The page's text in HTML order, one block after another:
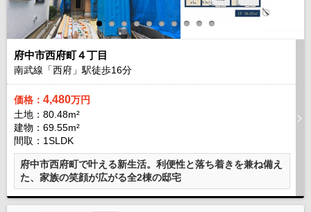
府中市西府町４丁目
南武線「西府」駅徒歩16分
価格： 4,480万円
土地：80.48m²
建物：69.55m²
間取：1SLDK
府中市西府町で叶える新生活。利便性と落ち着きを兼ね備え
た、家族の笑顔が広がる全2棟の邸宅